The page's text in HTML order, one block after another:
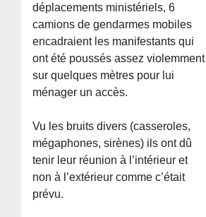
déplacements ministériels, 6
camions de gendarmes mobiles
encadraient les manifestants qui
ont été poussés assez violemment
sur quelques mètres pour lui
ménager un accès.
Vu les bruits divers (casseroles,
mégaphones, sirènes) ils ont dû
tenir leur réunion à l’intérieur et
non à l’extérieur comme c’était
prévu.